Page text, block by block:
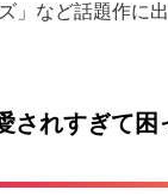
」など話題作に
されすぎて